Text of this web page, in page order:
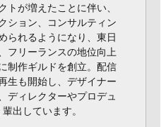
トが増えたことに伴い、
ション、コンサルティン
られるようになり、東日
フリーランスの地位向上
制作ギルドを創立。配信
生も開始し、デザイナー
ディレクターやプロデュ
出しています。